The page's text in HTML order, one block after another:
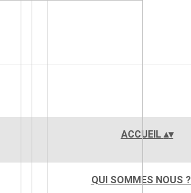
ACCUEIL ▴▾
QUI SOMMES NOUS ?